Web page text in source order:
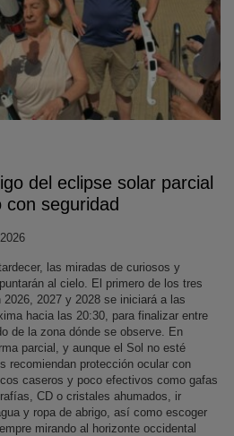
del eclipse solar parcial
seguridad
las miradas de curiosos y
al cielo. El primero de los tres
2027 y 2028 se iniciará a las
hacia las 20:30, para finalizar entre
de la zona dónde se observe. En
parcial, y aunque el Sol no esté
recomiendan protección ocular con
caseros y poco efectivos como gafas
CD o cristales ahumados, ir
y ropa de abrigo, así como escoger
mirando al horizonte occidental